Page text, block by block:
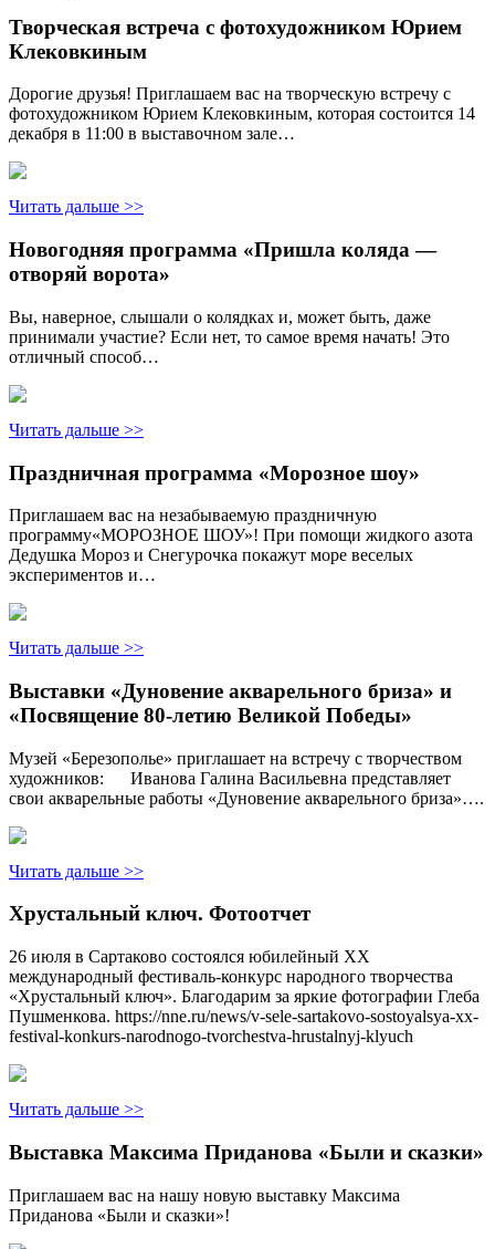
Творческая встреча с фотохудожником Юрием
Клековкиным
Дорогие друзья! Приглашаем вас на творческую встречу с
фотохудожником Юрием Клековкиным, которая состоится 14
декабря в 11:00 в выставочном зале…
Читать дальше >>
Новогодняя программа «Пришла коляда —
отворяй ворота»
Вы, наверное, слышали о колядках и, может быть, даже
принимали участие? Если нет, то самое время начать! Это
отличный способ…
Читать дальше >>
Праздничная программа «Морозное шоу»
Приглашаем вас на незабываемую праздничную
программу«МОРОЗНОЕ ШОУ»! При помощи жидкого азота
Дедушка Мороз и Снегурочка покажут море веселых
экспериментов и…
Читать дальше >>
Выставки «Дуновение акварельного бриза» и
«Посвящение 80-летию Великой Победы»
Музей «Березополье» приглашает на встречу с творчеством
художников: Иванова Галина Васильевна представляет
свои акварельные работы «Дуновение акварельного бриза»….
Читать дальше >>
Хрустальный ключ. Фотоотчет
26 июля в Сартаково состоялся юбилейный XX
международный фестиваль-конкурс народного творчества
«Хрустальный ключ». Благодарим за яркие фотографии Глеба
Пушменкова. https://nne.ru/news/v-sele-sartakovo-sostoyalsya-xx-
festival-konkurs-narodnogo-tvorchestva-hrustalnyj-klyuch
Читать дальше >>
Выставка Максима Приданова «Были и сказки»
Приглашаем вас на нашу новую выставку Максима
Приданова «Были и сказки»!